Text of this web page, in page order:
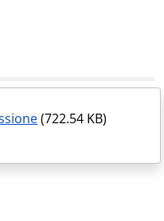
(722.54 KB)